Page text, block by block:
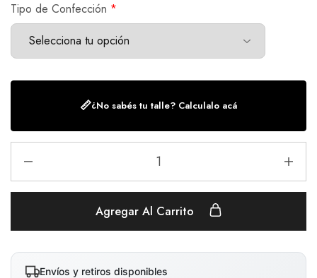
Tipo de Confección *
📏¿No sabés tu talle? Calculalo acá
Agregar Al Carrito
Envíos y retiros disponibles